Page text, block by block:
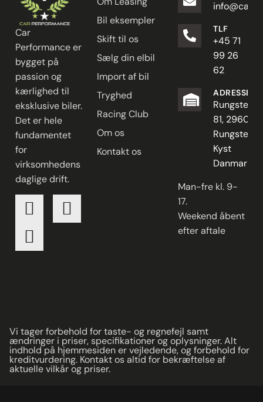
Car
Performance er
bygget på
passion og
kærlighed til
eksklusive biler.
Det er hele
fundamentet
for
virksomhedens
daglige drift.
Bil eksempler
Skift til os
Sælg din elbil
Import af bil
Tryghed
Racing Club
Om os
Kontakt os
TLF
+45 71
99 26
62
ADRESSE
81, 2960
Rungsted
Kyst
Danmark
Man-fre kl. 9-
17.
Weekend åbent
efter aftale
Vi tager forbehold for taste- og regnefejl samt
ændringer i priser, specifikationer og oplysninger. Alt
indhold på hjemmesiden er vejledende, og forbehold for
kreditvurdering. Kontakt os altid for bekræftelse af
aktuelle vilkår og priser.